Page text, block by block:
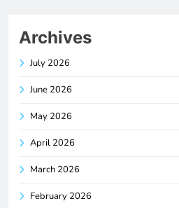
Archives
July 2026
June 2026
May 2026
April 2026
March 2026
February 2026